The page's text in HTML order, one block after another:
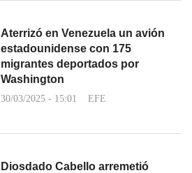
Aterrizó en Venezuela un avión
estadounidense con 175
migrantes deportados por
Washington
30/03/2025 - 15:01 EFE
Diosdado Cabello arremetió